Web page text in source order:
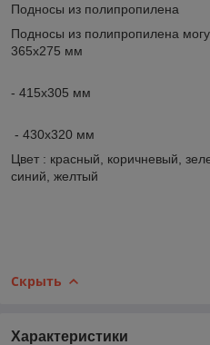
Подносы из полипропилена
Подносы из полипропилена
365х275 мм
- 415х305 мм
- 430х320 мм
Цвет : красный, коричневый,
синий, желтый
Скрыть
Характеристики